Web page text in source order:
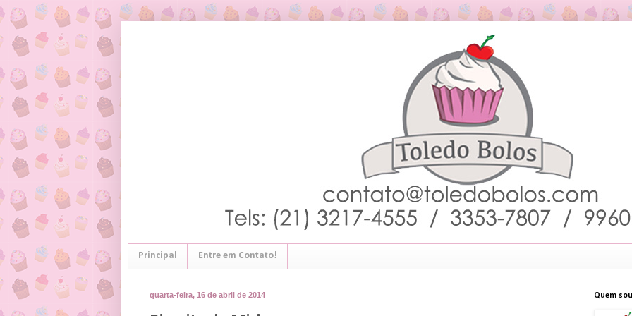
Principal Entre em Contato!
quarta-feira, 16 de abril de 2014 Quem